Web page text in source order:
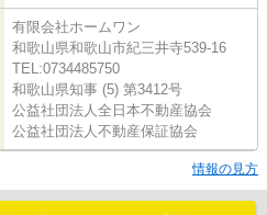
有限会社ホームワン
和歌山県和歌山市紀三井寺539-16
TEL:0734485750
和歌山県知事 (5) 第3412号
公益社団法人全日本不動産協会
公益社団法人不動産保証協会
情報の見方